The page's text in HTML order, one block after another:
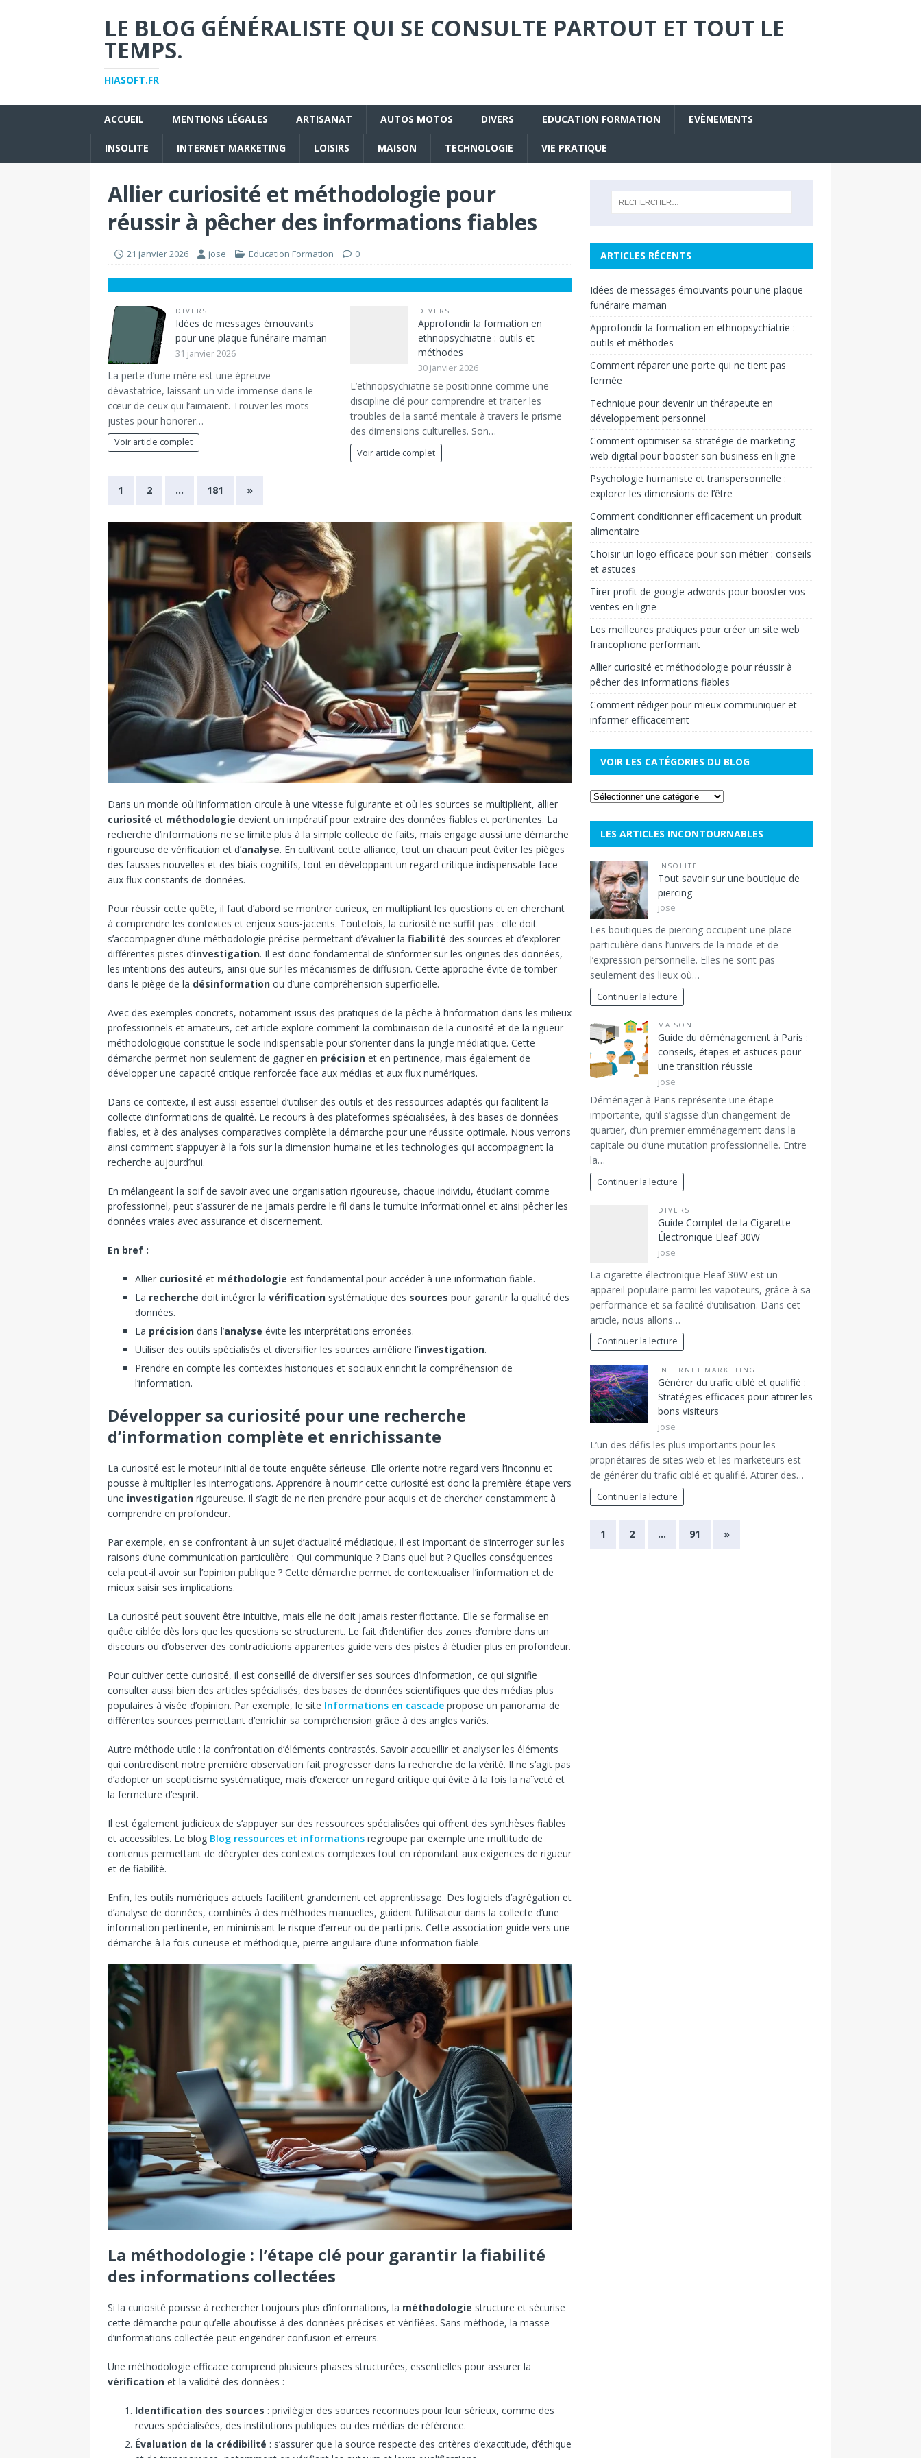
LE BLOG GÉNÉRALISTE QUI SE CONSULTE PARTOUT ET TOUT LE
TEMPS.
HIASOFT.FR
ACCUEIL MENTIONS LÉGALES ARTISANAT AUTOS MOTOS DIVERS EDUCATION FORMATION EVÈNEMENTS
INSOLITE INTERNET MARKETING LOISIRS MAISON TECHNOLOGIE VIE PRATIQUE
Allier curiosité et méthodologie pour
réussir à pêcher des informations fiables
21 janvier 2026 jose Education Formation 0
DIVERS
Idées de messages émouvants
pour une plaque funéraire maman
31 janvier 2026
La perte d’une mère est une épreuve
dévastatrice, laissant un vide immense dans le
cœur de ceux qui l’aimaient. Trouver les mots
justes pour honorer…
Voir article complet
DIVERS
Approfondir la formation en
ethnopsychiatrie : outils et
méthodes
30 janvier 2026
L’ethnopsychiatrie se positionne comme une
discipline clé pour comprendre et traiter les
troubles de la santé mentale à travers le prisme
des dimensions culturelles. Son…
Voir article complet
1 2 … 181 »
Dans un monde où l’information circule à une vitesse fulgurante et où les sources se multiplient, allier
curiosité et méthodologie devient un impératif pour extraire des données fiables et pertinentes. La
recherche d’informations ne se limite plus à la simple collecte de faits, mais engage aussi une démarche
rigoureuse de vérification et d’analyse. En cultivant cette alliance, tout un chacun peut éviter les pièges
des fausses nouvelles et des biais cognitifs, tout en développant un regard critique indispensable face
aux flux constants de données.
Pour réussir cette quête, il faut d’abord se montrer curieux, en multipliant les questions et en cherchant
à comprendre les contextes et enjeux sous-jacents. Toutefois, la curiosité ne suffit pas : elle doit
s’accompagner d’une méthodologie précise permettant d’évaluer la fiabilité des sources et d’explorer
différentes pistes d’investigation. Il est donc fondamental de s’informer sur les origines des données,
les intentions des auteurs, ainsi que sur les mécanismes de diffusion. Cette approche évite de tomber
dans le piège de la désinformation ou d’une compréhension superficielle.
Avec des exemples concrets, notamment issus des pratiques de la pêche à l’information dans les milieux
professionnels et amateurs, cet article explore comment la combinaison de la curiosité et de la rigueur
méthodologique constitue le socle indispensable pour s’orienter dans la jungle médiatique. Cette
démarche permet non seulement de gagner en précision et en pertinence, mais également de
développer une capacité critique renforcée face aux médias et aux flux numériques.
Dans ce contexte, il est aussi essentiel d’utiliser des outils et des ressources adaptés qui facilitent la
collecte d’informations de qualité. Le recours à des plateformes spécialisées, à des bases de données
fiables, et à des analyses comparatives complète la démarche pour une réussite optimale. Nous verrons
ainsi comment s’appuyer à la fois sur la dimension humaine et les technologies qui accompagnent la
recherche aujourd’hui.
En mélangeant la soif de savoir avec une organisation rigoureuse, chaque individu, étudiant comme
professionnel, peut s’assurer de ne jamais perdre le fil dans le tumulte informationnel et ainsi pêcher les
données vraies avec assurance et discernement.
En bref :
Allier curiosité et méthodologie est fondamental pour accéder à une information fiable.
La recherche doit intégrer la vérification systématique des sources pour garantir la qualité des
données.
La précision dans l’analyse évite les interprétations erronées.
Utiliser des outils spécialisés et diversifier les sources améliore l’investigation.
Prendre en compte les contextes historiques et sociaux enrichit la compréhension de
l’information.
Développer sa curiosité pour une recherche
d’information complète et enrichissante
La curiosité est le moteur initial de toute enquête sérieuse. Elle oriente notre regard vers l’inconnu et
pousse à multiplier les interrogations. Apprendre à nourrir cette curiosité est donc la première étape vers
une investigation rigoureuse. Il s’agit de ne rien prendre pour acquis et de chercher constamment à
comprendre en profondeur.
Par exemple, en se confrontant à un sujet d’actualité médiatique, il est important de s’interroger sur les
raisons d’une communication particulière : Qui communique ? Dans quel but ? Quelles conséquences
cela peut-il avoir sur l’opinion publique ? Cette démarche permet de contextualiser l’information et de
mieux saisir ses implications.
La curiosité peut souvent être intuitive, mais elle ne doit jamais rester flottante. Elle se formalise en
quête ciblée dès lors que les questions se structurent. Le fait d’identifier des zones d’ombre dans un
discours ou d’observer des contradictions apparentes guide vers des pistes à étudier plus en profondeur.
Pour cultiver cette curiosité, il est conseillé de diversifier ses sources d’information, ce qui signifie
consulter aussi bien des articles spécialisés, des bases de données scientifiques que des médias plus
populaires à visée d’opinion. Par exemple, le site Informations en cascade propose un panorama de
différentes sources permettant d’enrichir sa compréhension grâce à des angles variés.
Autre méthode utile : la confrontation d’éléments contrastés. Savoir accueillir et analyser les éléments
qui contredisent notre première observation fait progresser dans la recherche de la vérité. Il ne s’agit pas
d’adopter un scepticisme systématique, mais d’exercer un regard critique qui évite à la fois la naïveté et
la fermeture d’esprit.
Il est également judicieux de s’appuyer sur des ressources spécialisées qui offrent des synthèses fiables
et accessibles. Le blog Blog ressources et informations regroupe par exemple une multitude de
contenus permettant de décrypter des contextes complexes tout en répondant aux exigences de rigueur
et de fiabilité.
Enfin, les outils numériques actuels facilitent grandement cet apprentissage. Des logiciels d’agrégation et
d’analyse de données, combinés à des méthodes manuelles, guident l’utilisateur dans la collecte d’une
information pertinente, en minimisant le risque d’erreur ou de parti pris. Cette association guide vers une
démarche à la fois curieuse et méthodique, pierre angulaire d’une information fiable.
La méthodologie : l’étape clé pour garantir la fiabilité
des informations collectées
Si la curiosité pousse à rechercher toujours plus d’informations, la méthodologie structure et sécurise
cette démarche pour qu’elle aboutisse à des données précises et vérifiées. Sans méthode, la masse
d’informations collectée peut engendrer confusion et erreurs.
Une méthodologie efficace comprend plusieurs phases structurées, essentielles pour assurer la
vérification et la validité des données :
Identification des sources : privilégier des sources reconnues pour leur sérieux, comme des
revues spécialisées, des institutions publiques ou des médias de référence.
Évaluation de la crédibilité : s’assurer que la source respecte des critères d’exactitude, d’éthique
ARTICLES RÉCENTS
Idées de messages émouvants pour une plaque
funéraire maman
Approfondir la formation en ethnopsychiatrie :
outils et méthodes
Comment réparer une porte qui ne tient pas
fermée
Technique pour devenir un thérapeute en
développement personnel
Comment optimiser sa stratégie de marketing
web digital pour booster son business en ligne
Psychologie humaniste et transpersonnelle :
explorer les dimensions de l’être
Comment conditionner efficacement un produit
alimentaire
Choisir un logo efficace pour son métier : conseils
et astuces
Tirer profit de google adwords pour booster vos
ventes en ligne
Les meilleures pratiques pour créer un site web
francophone performant
Allier curiosité et méthodologie pour réussir à
pêcher des informations fiables
Comment rédiger pour mieux communiquer et
informer efficacement
VOIR LES CATÉGORIES DU BLOG
LES ARTICLES INCONTOURNABLES
INSOLITE
Tout savoir sur une boutique de
piercing
jose
Les boutiques de piercing occupent une place
particulière dans l’univers de la mode et de
l’expression personnelle. Elles ne sont pas
seulement des lieux où…
Continuer la lecture
MAISON
Guide du déménagement à Paris :
conseils, étapes et astuces pour
une transition réussie
jose
Déménager à Paris représente une étape
importante, qu’il s’agisse d’un changement de
quartier, d’un premier emménagement dans la
capitale ou d’une mutation professionnelle. Entre
la…
Continuer la lecture
DIVERS
Guide Complet de la Cigarette
Électronique Eleaf 30W
jose
La cigarette électronique Eleaf 30W est un
appareil populaire parmi les vapoteurs, grâce à sa
performance et sa facilité d’utilisation. Dans cet
article, nous allons…
Continuer la lecture
INTERNET MARKETING
Générer du trafic ciblé et qualifié :
Stratégies efficaces pour attirer les
bons visiteurs
jose
L’un des défis les plus importants pour les
propriétaires de sites web et les marketeurs est
de générer du trafic ciblé et qualifié. Attirer des…
Continuer la lecture
1 2 … 91 »